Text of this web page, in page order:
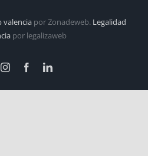
valenciapor Zonadeweb. Legalidad
por legalizaweb